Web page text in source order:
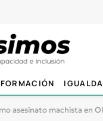
FORMACIÓN
asesinato machista en